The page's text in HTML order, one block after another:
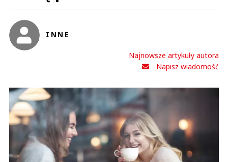
INNE
Najnowsze artykuły autora
Napisz wiadomość